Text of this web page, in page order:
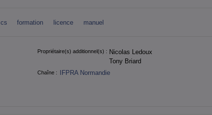
cs formation licence manuel
Propriétaire(s) additionnel(s) : Nicolas Ledoux
Tony Briard
Chaîne : IFPRA Normandie